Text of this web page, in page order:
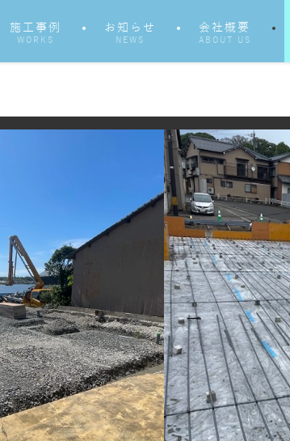
施工事例
WORKS
お知らせ
NEWS
会社概要
ABOUT US